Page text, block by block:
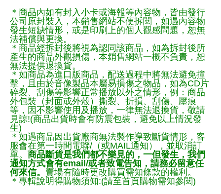
＊商品內如有封入小卡或海報等內容物，皆由發行
公司原封裝入，本銷售網站不便拆閱，如遇內容物
發生短缺情形，或是印刷上的個人觀感問題，恕無
法補償與更換。
＊商品經拆封後將視為認同該商品，如為拆封後所
產生的商品外觀損傷，本銷售網站一概不負責，恕
無法提供退換貨。
＊如商品為進口版商品，配送過程中將無法避免撞
擊，且由於音像製品本屬易損傷之物品，如為CD片
碎裂、刮傷等影響正常播放以外之情形，例：商品
外包裝（封面或外殼）撕裂、折損、刮傷、壓痕
等，因不影響使用及播放，一律無法退換貨，敬請
見諒!(商品出貨時會有防震包裝，避免以上情況發
生)
＊如遇商品因出貨廠商無法製作導致斷貨情形，客
服會在第一時間電聯/（或MAIL通知），並取消訂
單。 商品斷貨是我們都不樂見的，一但發生，我們
通知方式會有email/或者致電告知，請務必留意任
何來信。 賣場有隨時更改購買需知條款的權利。
＊專輯說明得購物須知:(請至首頁購物需知參閱)